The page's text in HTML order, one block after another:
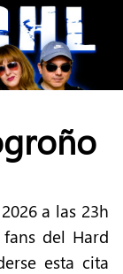
a las 23h
del Hard
esta cita